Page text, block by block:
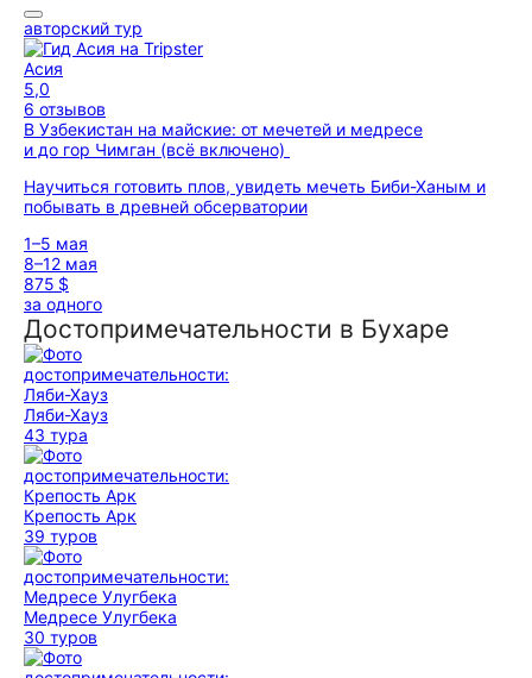
авторский тур
Асия
5,0
6 отзывов
В Узбекистан на майские: от мечетей и медресе
и до гор Чимган (всё включено)
Научиться готовить плов, увидеть мечеть Биби-Ханым и
побывать в древней обсерватории
1–5 мая
8–12 мая
875 $
за одного
Достопримечательности в Бухаре
Ляби-Хауз
43 тура
Крепость Арк
39 туров
Медресе Улугбека
30 туров